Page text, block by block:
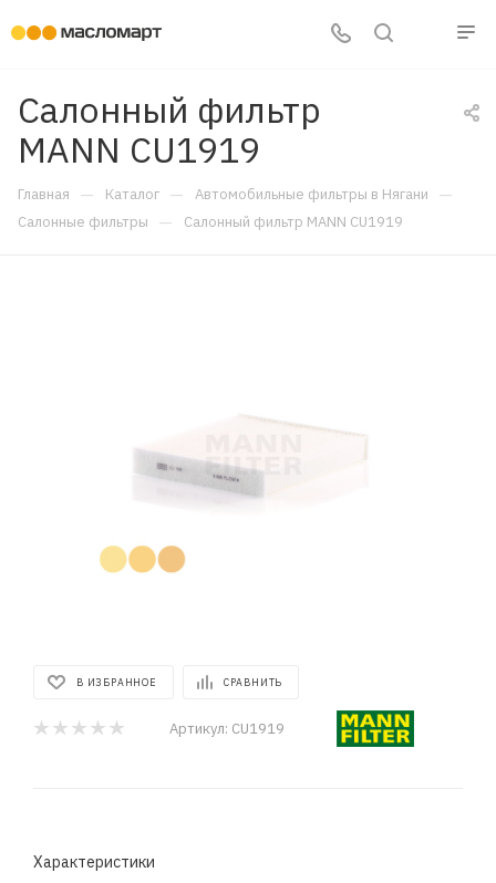
Салонный фильтр
MANN CU1919
Главная — Каталог — Автомобильные фильтры в Нягани —
Салонные фильтры — Салонный фильтр MANN CU1919
В ИЗБРАННОЕ СРАВНИТЬ
Артикул: CU1919
Характеристики